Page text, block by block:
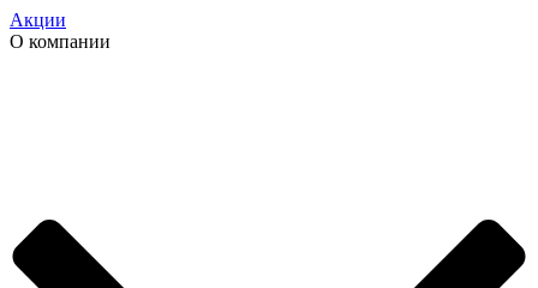
Акции
О компании